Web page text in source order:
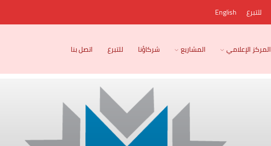
للتبرع English
المركز الإعلامي المشاريع شركاؤنا للتبرع اتصل بنا